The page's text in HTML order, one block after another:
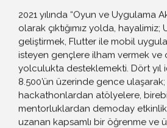
2021 yılında “Oyun ve Uygulama
olarak çıktığımız yolda, hayalimiz;
geliştirmek, Flutter ile mobil
isteyen gençlere ilham vermek ve
yolculukta desteklemekti. Dört yıl
8.500’ün üzerinde gence ulaşarak;
hackathonlardan atölyelere,
mentorluklardan demoday
uzanan kapsamlı bir öğrenme ve